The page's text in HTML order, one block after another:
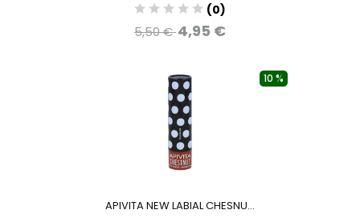
(0)
5,50 €4,95 €
10 %
APIVITA NEW LABIAL CHESNU...